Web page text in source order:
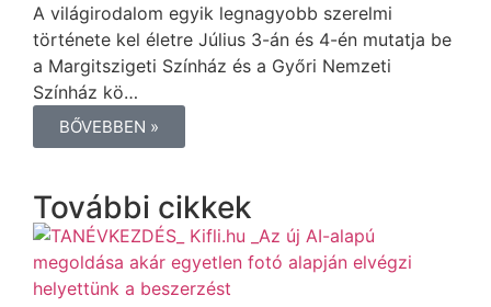
A világirodalom egyik legnagyobb szerelmi
története kel életre Július 3-án és 4-én mutatja be
a Margitszigeti Színház és a Győri Nemzeti
Színház kö…
BŐVEBBEN »
További cikkek